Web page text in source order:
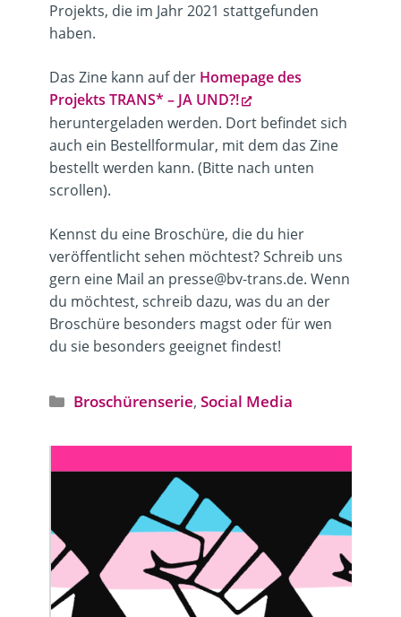
Projekts, die im Jahr 2021 stattgefunden
haben.
Das Zine kann auf der Homepage des
Projekts TRANS* – JA UND?!
heruntergeladen werden. Dort befindet sich
auch ein Bestellformular, mit dem das Zine
bestellt werden kann. (Bitte nach unten
scrollen).
Kennst du eine Broschüre, die du hier
veröffentlicht sehen möchtest? Schreib uns
gern eine Mail an presse@bv-trans.de. Wenn
du möchtest, schreib dazu, was du an der
Broschüre besonders magst oder für wen
du sie besonders geeignet findest!
Kategorien
Broschürenserie,Social Media